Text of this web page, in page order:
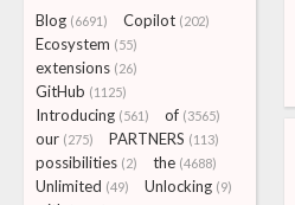
Blog (6691) Copilot (202)
Ecosystem (55)
extensions (26)
GitHub (1125)
Introducing (561) of (3565)
our (275) PARTNERS (113)
possibilities (2) the (4688)
Unlimited (49) Unlocking (9)